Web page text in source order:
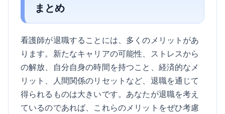
まとめ
看護師が退職することには、多くのメリットがあ
ります。新たなキャリアの可能性、ストレスから
の解放、自分自身の時間を持つこと、経済的なメ
リット、人間関係のリセットなど、退職を通じて
得られるものは大きいです。あなたが退職を考え
ているのであれば、これらのメリットをぜひ考慮